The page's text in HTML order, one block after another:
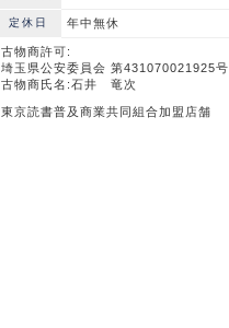
定休日 年中無休
古物商許可:
埼玉県公安委員会 第431070021925号
古物商氏名:石井 竜次
東京読書普及商業共同組合加盟店舗